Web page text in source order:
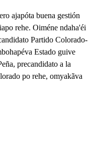
ajapóta buena gestión
rehe. Oiméne ndaha'éi
Partido Colorado-
Estado guive
precandidato a la
po rehe, omyakãva